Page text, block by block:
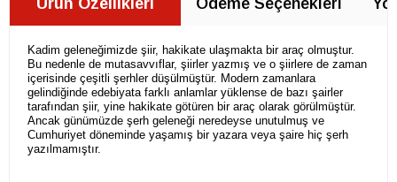
Kadim geleneğimizde şiir, hakikate ulaşmakta bir araç olmuştur.
Bu nedenle de mutasavvıflar, şiirler yazmış ve o şiirlere de zaman
içerisinde çeşitli şerhler düşülmüştür. Modern zamanlara
gelindiğinde edebiyata farklı anlamlar yüklense de bazı şairler
tarafından şiir, yine hakikate götüren bir araç olarak görülmüştür.
Ancak günümüzde şerh geleneği neredeyse unutulmuş ve
Cumhuriyet döneminde yaşamış bir yazara veya şaire hiç şerh
yazılmamıştır.